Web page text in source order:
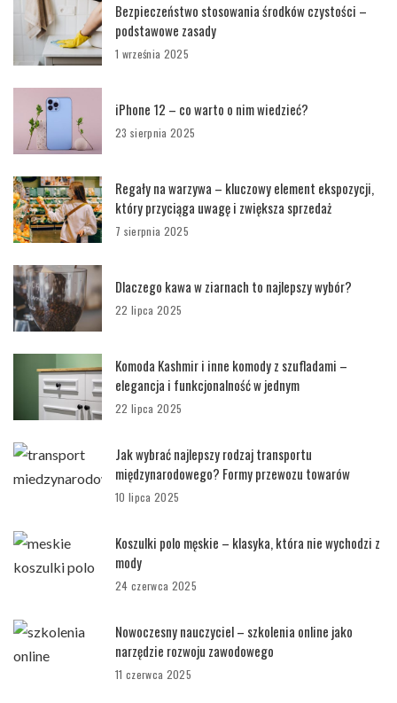
Bezpieczeństwo stosowania środków czystości –
podstawowe zasady
1 września 2025
iPhone 12 – co warto o nim wiedzieć?
23 sierpnia 2025
Regały na warzywa – kluczowy element ekspozycji,
który przyciąga uwagę i zwiększa sprzedaż
7 sierpnia 2025
Dlaczego kawa w ziarnach to najlepszy wybór?
22 lipca 2025
Komoda Kashmir i inne komody z szufladami –
elegancja i funkcjonalność w jednym
22 lipca 2025
Jak wybrać najlepszy rodzaj transportu
międzynarodowego? Formy przewozu towarów
10 lipca 2025
Koszulki polo męskie – klasyka, która nie wychodzi z
mody
24 czerwca 2025
Nowoczesny nauczyciel – szkolenia online jako
narzędzie rozwoju zawodowego
11 czerwca 2025